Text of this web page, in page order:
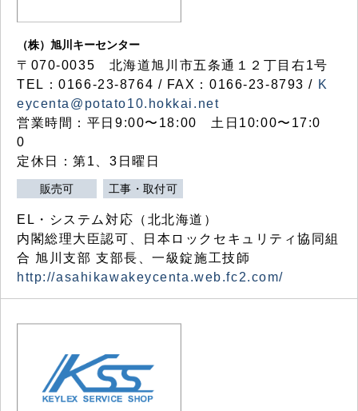
（株）旭川キーセンター
〒070-0035 北海道旭川市五条通１２丁目右1号
TEL：0166-23-8764 / FAX：0166-23-8793 / K
eycenta@potato10.hokkai.net
営業時間：平日9:00〜18:00 土日10:00〜17:0
0
定休日：第1、3日曜日
販売可 工事・取付可
EL・システム対応（北北海道）
内閣総理大臣認可、日本ロックセキュリティ協同組
合 旭川支部 支部長、一級錠施工技師
http://asahikawakeycenta.web.fc2.com/